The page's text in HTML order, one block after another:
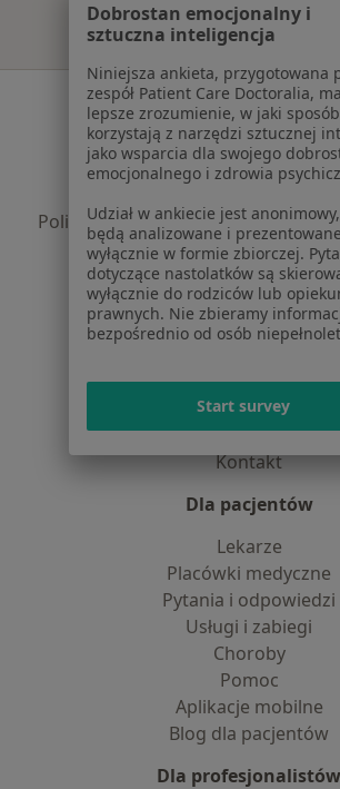
Serwis
Regulamin
Polityka prywatności
Polityka prywatności dla
dane pozyskaliśmy
Polityka cookies
Jak działają wyniki
Dostępność
Praca Rekrutujemy!
Partnerzy
Centrum prasowe
Kontakt
Dla pacjentów
Lekarze
Placówki medyczne
Pytania i odpowiedzi
Usługi i zabiegi
Choroby
Pomoc
Aplikacje mobilne
Blog dla pacjentów
Dla profesjonalistów
Dobrostan emocjonalny i
sztuczna inteligencja
Niniejsza ankieta, przygotowana
zespół Patient Care Doctoralia,
lepsze zrozumienie, w jaki
korzystają z narzędzi sztucznej
jako wsparcia dla swojego
emocjonalnego i zdrowia
Udział w ankiecie jest
będą analizowane i prezentowane
wyłącznie w formie zbiorczej.
dotyczące nastolatków są
wyłącznie do rodziców lub
prawnych. Nie zbieramy
bezpośrednio od osób
Start survey